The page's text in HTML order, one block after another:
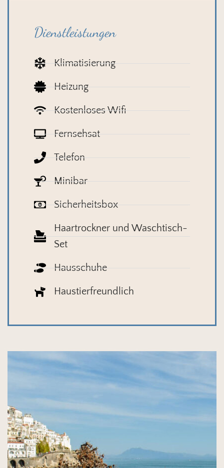
Dienstleistungen
Klimatisierung
Heizung
Kostenloses Wifi
Fernsehsat
Telefon
Minibar
Sicherheitsbox
Haartrockner und Waschtisch-
Set
Hausschuhe
Haustierfreundlich